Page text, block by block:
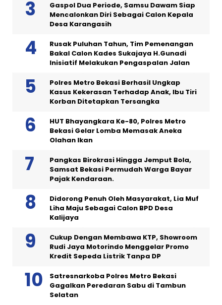
Gaspol Dua Periode, Samsu Dawam Siap
Mencalonkan Diri Sebagai Calon Kepala
Desa Karangasih
Rusak Puluhan Tahun, Tim Pemenangan
Bakal Calon Kades Sukajaya H.Gunadi
Inisiatif Melakukan Pengaspalan Jalan
Polres Metro Bekasi Berhasil Ungkap
Kasus Kekerasan Terhadap Anak, Ibu Tiri
Korban Ditetapkan Tersangka
HUT Bhayangkara Ke-80, Polres Metro
Bekasi Gelar Lomba Memasak Aneka
Olahan Ikan
Pangkas Birokrasi Hingga Jemput Bola,
Samsat Bekasi Permudah Warga Bayar
Pajak Kendaraan.
Didorong Penuh Oleh Masyarakat, Lia Muf
Liha Maju Sebagai Calon BPD Desa
Kalijaya
Cukup Dengan Membawa KTP, Showroom
Rudi Jaya Motorindo Menggelar Promo
Kredit Sepeda Listrik Tanpa DP
Satresnarkoba Polres Metro Bekasi
Gagalkan Peredaran Sabu di Tambun
Selatan